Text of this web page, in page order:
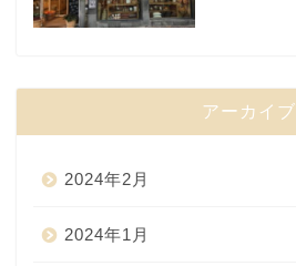
アーカイブ
2024年2月
2024年1月